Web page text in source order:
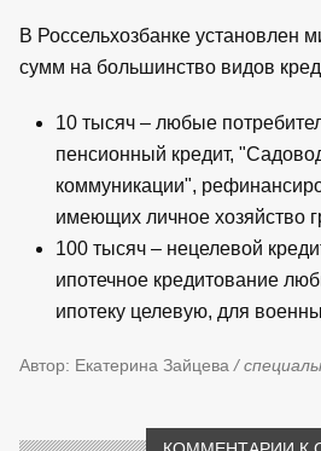
В Россельхозбанке установлен
сумм на большинство видов
10 тысяч – любые
пенсионный кредит,
коммуникации",
имеющих личное хозяйство
100 тысяч – нецелевой
ипотечное кредитование
ипотеку целевую, для
Автор: Екатерина Зайцева /